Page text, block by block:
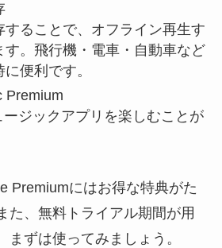
することで、オフライン再生す
す。飛行機・電車・自動車など
便利です。
Premium
ージックアプリを楽しむことが
Premiumにはお得な特典がた
た、無料トライアル期間が用
まずは使ってみましょう。